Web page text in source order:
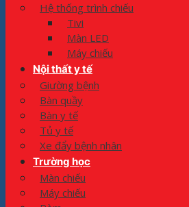
Hệ thống trình chiếu
Tivi
Màn LED
Máy chiếu
Nội thất y tế
Giường bệnh
Bàn quầy
Bàn y tế
Tủ y tế
Xe đẩy bệnh nhân
Trường học
Màn chiếu
Máy chiếu